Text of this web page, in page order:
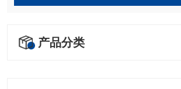
产品分类